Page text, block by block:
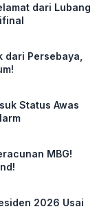
dari Lubang
dari Persebaya,
Status Awas
MBG!
2026 Usai